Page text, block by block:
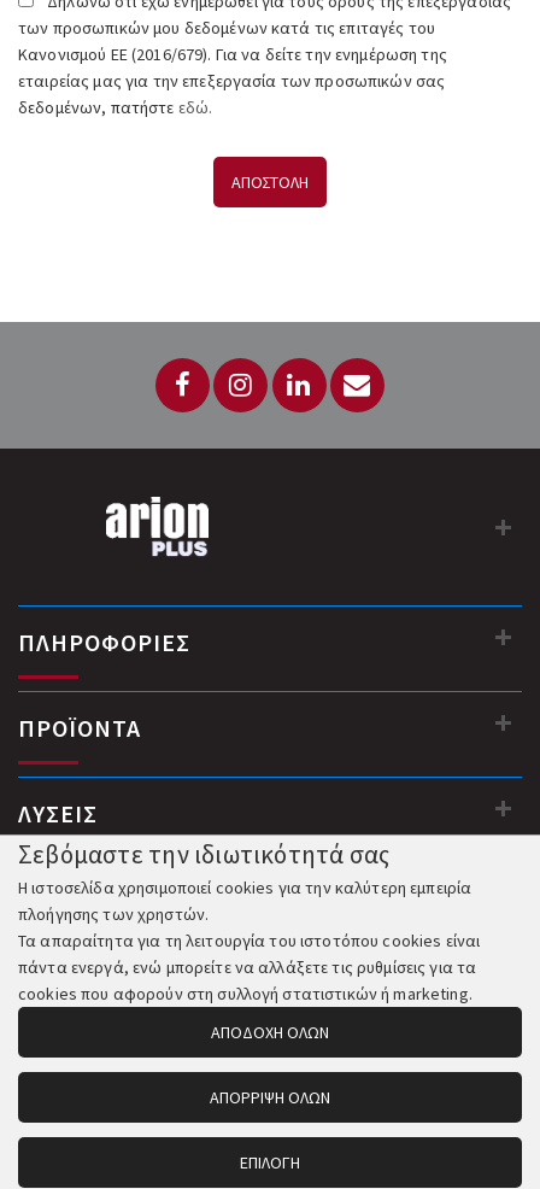
των προσωπικών μου δεδομένων κατά τις επιταγές του
Κανονισμού ΕΕ (2016/679). Για να δείτε την ενημέρωση της
εταιρείας μας για την επεξεργασία των προσωπικών σας
δεδομένων, πατήστε εδώ.
ΑΠΟΣΤΟΛΗ
ΠΛΗΡΟΦΟΡΙΕΣ
ΠΡΟΪΟΝΤΑ
ΛΥΣΕΙΣ
© 2018-2026 All Rights Reserved. Κατασκευή και Φιλοξενία:
Komvos.gr
Σεβόμαστε την ιδιωτικότητά σας
Η ιστοσελίδα χρησιμοποιεί cookies για την καλύτερη εμπειρία
πλοήγησης των χρηστών.
Τα απαραίτητα για τη λειτουργία του ιστοτόπου cookies είναι
πάντα ενεργά, ενώ μπορείτε να αλλάξετε τις ρυθμίσεις για τα
cookies που αφορούν στη συλλογή στατιστικών ή marketing.
ΑΠΟΔΟΧΗ ΟΛΩΝ
ΑΠΟΡΡΙΨΗ ΟΛΩΝ
ΕΠΙΛΟΓΗ